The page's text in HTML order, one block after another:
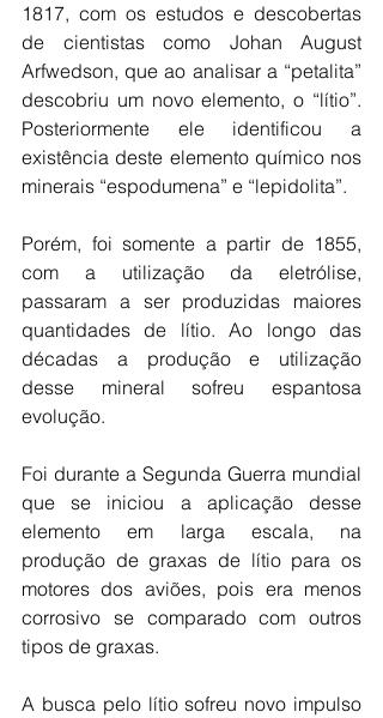
1817, com os estudos e descobertas
de cientistas como Johan August
Arfwedson, que ao analisar a “petalita”
descobriu um novo elemento, o “lítio”.
Posteriormente ele identificou a
existência deste elemento químico nos
minerais “espodumena” e “lepidolita”.
Porém, foi somente a partir de 1855,
com a utilização da eletrólise,
passaram a ser produzidas maiores
quantidades de lítio. Ao longo das
décadas a produção e utilização
desse mineral sofreu espantosa
evolução.
Foi durante a Segunda Guerra mundial
que se iniciou a aplicação desse
elemento em larga escala, na
produção de graxas de lítio para os
motores dos aviões, pois era menos
corrosivo se comparado com outros
tipos de graxas.
A busca pelo lítio sofreu novo impulso